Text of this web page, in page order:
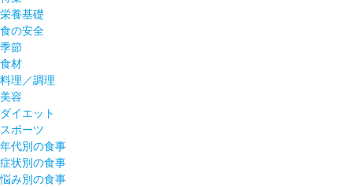
栄養基礎
食の安全
季節
食材
料理／調理
美容
ダイエット
スポーツ
年代別の食事
症状別の食事
悩み別の食事